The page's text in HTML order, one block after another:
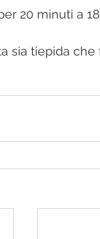
20 minuti a
sia tiepida che